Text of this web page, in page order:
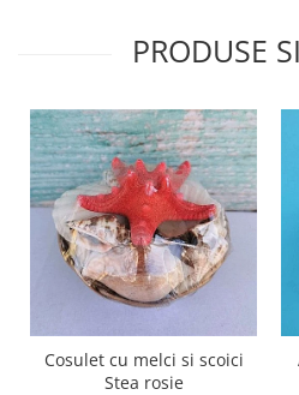
PRODUSE
Cosulet cu melci si scoici
Stea rosie